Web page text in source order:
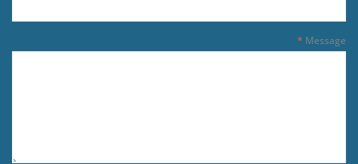
Message